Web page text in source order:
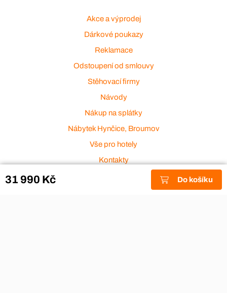
31 990 Kč Do košíku
Akce a výprodej
Dárkové poukazy
Reklamace
Odstoupení od smlouvy
Stěhovací firmy
Návody
Nákup na splátky
Nábytek Hynčice, Broumov
Vše pro hotely
Kontakty
Přijímáme platební karty